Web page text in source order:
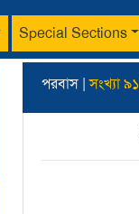
Special Sections
পরবাস |সংখ্যা ৯১